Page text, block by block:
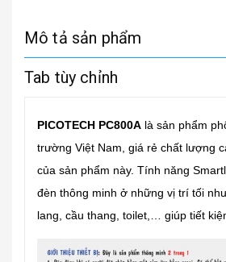
Mô tả sản phẩm
Tab tùy chỉnh
PICOTECH PC800A là sản phẩm
trường Việt Nam, giá rẻ chất lượng
của sản phẩm này. Tính năng
đèn thông minh ở những vị trí tối
lang, cầu thang, toilet,… giúp tiết